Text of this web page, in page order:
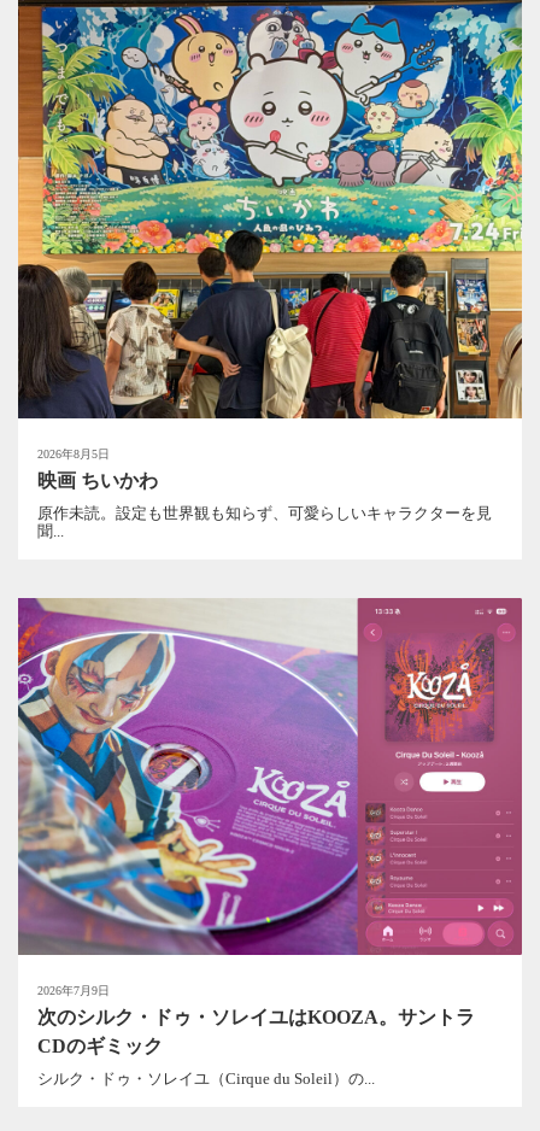
2026年8月5日
映画 ちいかわ
原作未読。設定も世界観も知らず、可愛らしいキャラクターを見
聞...
2026年7月9日
次のシルク・ドゥ・ソレイユはKOOZA。サントラ
CDのギミック
シルク・ドゥ・ソレイユ（Cirque du Soleil）の...